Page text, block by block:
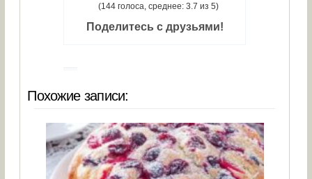
(144 голоса, среднее: 3.7 из 5)
Поделитесь с друзьями!
Похожие записи: